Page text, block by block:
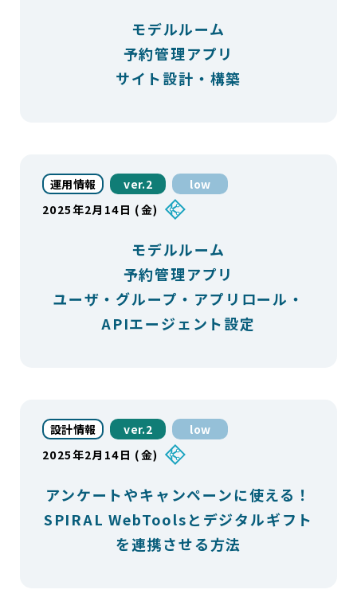
モデルルーム
予約管理アプリ
サイト設計・構築
運用情報 ver.2
low
2025年2月14日 (金)
モデルルーム
予約管理アプリ
ユーザ・グループ・アプリロール・
APIエージェント設定
設計情報 ver.2
low
2025年2月14日 (金)
アンケートやキャンペーンに使える！
SPIRAL WebToolsとデジタルギフト
を連携させる方法